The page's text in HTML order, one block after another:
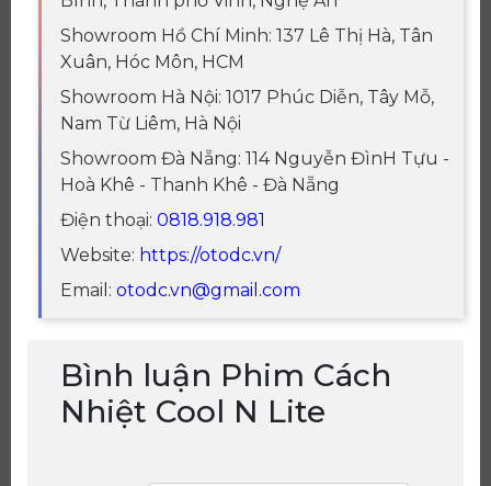
Showroom Hồ Chí Minh: 137 Lê Thị Hà, Tân
Xuân, Hóc Môn, HCM
Showroom Hà Nội: 1017 Phúc Diễn, Tây Mỗ,
Nam Từ Liêm, Hà Nội
Showroom Đà Nẵng: 114 Nguyễn ĐìnH Tựu -
Hoà Khê - Thanh Khê - Đà Nẵng
Điện thoại: 0818.918.981
Website: https://otodc.vn/
Email: otodc.vn@gmail.com
Bình luận Phim Cách
Nhiệt Cool N Lite